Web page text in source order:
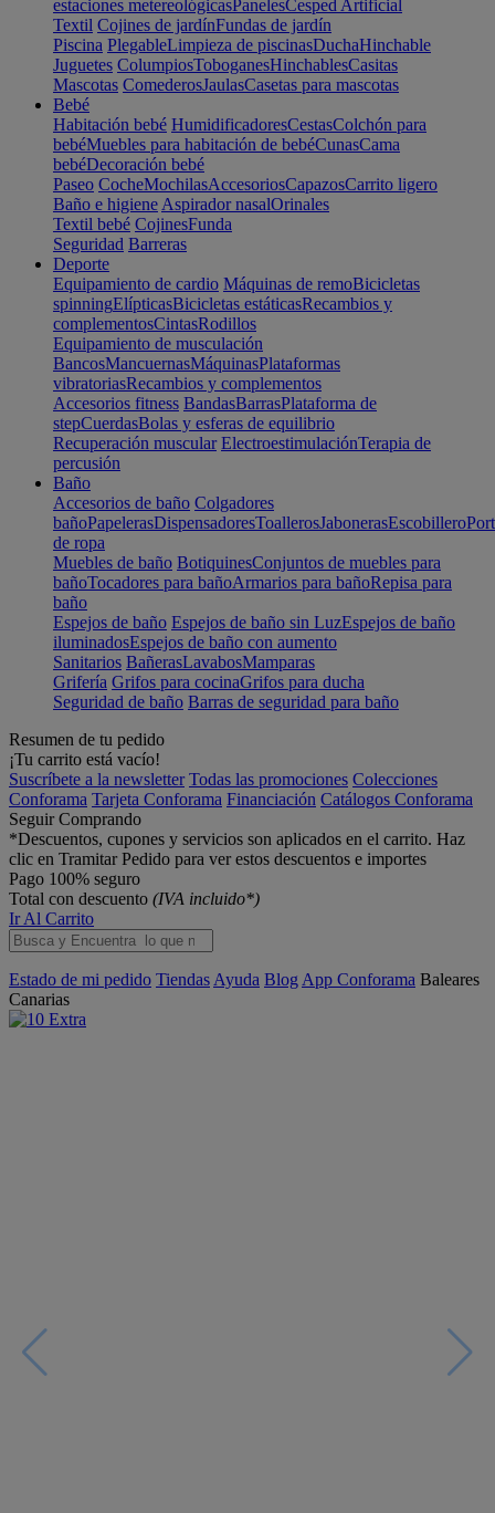
estaciones metereológicasPanelesCesped Artificial
Textil Cojines de jardínFundas de jardín
Piscina PlegableLimpieza de piscinasDuchaHinchable
Juguetes ColumpiosToboganesHinchablesCasitas
Mascotas ComederosJaulasCasetas para mascotas
Bebé
Habitación bebé HumidificadoresCestasColchón para
bebéMuebles para habitación de bebéCunasCama
bebéDecoración bebé
Paseo CocheMochilasAccesoriosCapazosCarrito ligero
Baño e higiene Aspirador nasalOrinales
Textil bebé CojinesFunda
Seguridad Barreras
Deporte
Equipamiento de cardio Máquinas de remoBicicletas
spinningElípticasBicicletas estáticasRecambios y
complementosCintasRodillos
Equipamiento de musculación
BancosMancuernasMáquinasPlataformas
vibratoriasRecambios y complementos
Accesorios fitness BandasBarrasPlataforma de
stepCuerdasBolas y esferas de equilibrio
Recuperación muscular ElectroestimulaciónTerapia de
percusión
Baño
Accesorios de baño Colgadores
bañoPapelerasDispensadoresToallerosJabonerasEscobillero
de ropa
Muebles de baño BotiquinesConjuntos de muebles para
bañoTocadores para bañoArmarios para bañoRepisa para
baño
Espejos de baño Espejos de baño sin LuzEspejos de baño
iluminadosEspejos de baño con aumento
Sanitarios BañerasLavabosMamparas
Grifería Grifos para cocinaGrifos para ducha
Seguridad de baño Barras de seguridad para baño
Resumen de tu pedido
¡Tu carrito está vacío!
Suscríbete a la newsletter Todas las promociones Colecciones
Conforama Tarjeta Conforama Financiación Catálogos Conforama
Seguir Comprando
*Descuentos, cupones y servicios son aplicados en el carrito. Haz
clic en Tramitar Pedido para ver estos descuentos e importes
Pago 100% seguro
Total con descuento (IVA incluido*)
Ir Al Carrito
Estado de mi pedido Tiendas Ayuda Blog App Conforama Baleares
Canarias